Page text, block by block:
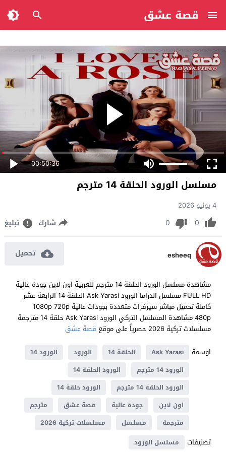
قصة عشق
00:50:36
مسلسل الورود الحلقة 14 مترجم
4 يونيو 2026
0
0 شارك تبليغ
esheeq تحميل
مشاهدة مسلسل الورود الحلقة 14 مترجم للعربية اون لاين جودة عالية
FULL HD مسلسل الدراما الورود Ask Yarasi الحلقة 14 الرابعة عشر
كاملة تحميل مباشر سيرفرات متعددة بجودات عالية 1080p 720p
480p مشاهدة المسلسل التركي الورود Ask Yarasi حلقة 14 مترجمة
مسلسلات تركية 2026 حصرياً على موقع
قصة عشق
اوسمة
Ask Yarasi الحلقة 14 الورود
الورود 14
الورود 14 مترجم
الورود الحلقة 14
الورود الحلقة 14 مترجم
الورود حلقة 14
اون لاين
جودة عالية قصة عشق
مترجم
مترجمة
مسلسل مسلسلات تركية 2026
تصنيفات مسلسل الورود